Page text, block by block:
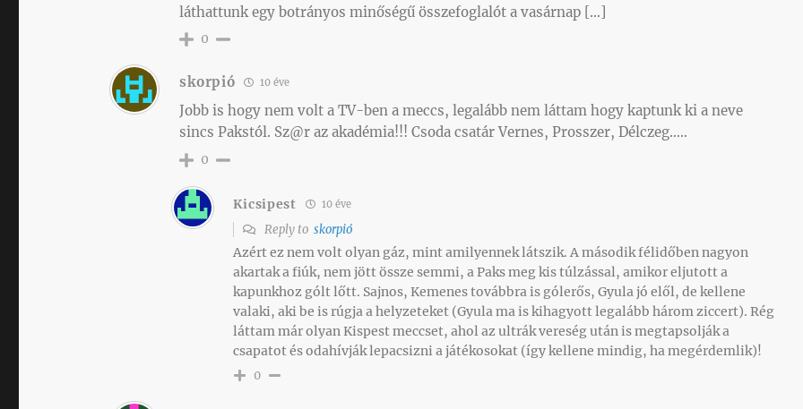
láthattunk egy botrányos minőségű összefoglalót a vasárnap […]
0
skorpió 10 éve
Jobb is hogy nem volt a TV-ben a meccs, legalább nem láttam hogy kaptunk ki a neve
sincs Pakstól. Sz@r az akadémia!!! Csoda csatár Vernes, Prosszer, Délczeg…..
0
Kicsipest 10 éve
Reply toskorpió
Azért ez nem volt olyan gáz, mint amilyennek látszik. A második félidőben nagyon
akartak a fiúk, nem jött össze semmi, a Paks meg kis túlzással, amikor eljutott a
kapunkhoz gólt lőtt. Sajnos, Kemenes továbbra is gólerős, Gyula jó elől, de kellene
valaki, aki be is rúgja a helyzeteket (Gyula ma is kihagyott legalább három ziccert). Rég
láttam már olyan Kispest meccset, ahol az ultrák vereség után is megtapsolják a
csapatot és odahívják lepacsizni a játékosokat (így kellene mindig, ha megérdemlik)!
0